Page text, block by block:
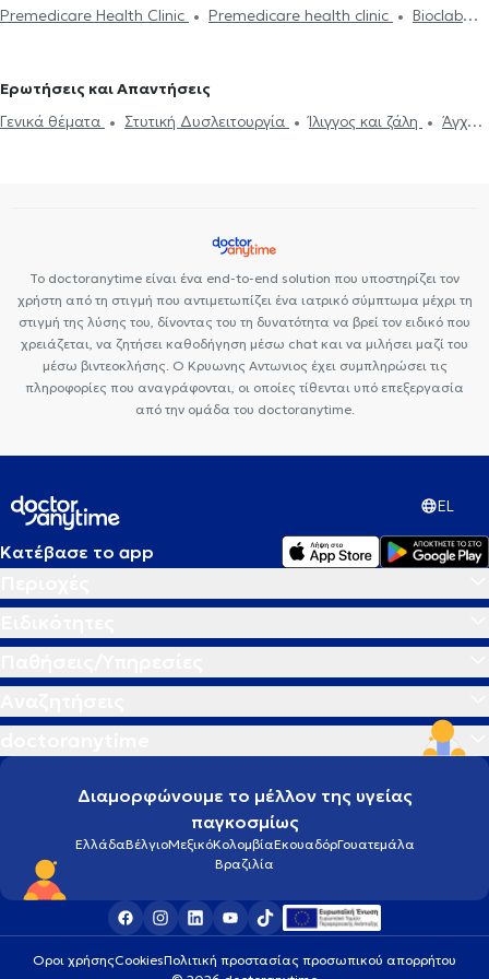
Σύμβουλοι ψυχικής υγείας στο Ηράκλειο Κρήτης
Σύμβουλοι
επαγγελματικού προσανατολισμού
Συμβουλευτική επαγγελματικού
Premedicare Health Clinic
Premedicare health clinic
Bioclab
Ερωτήσεις και Απαντήσεις
Γενικά θέματα
Στυτική Δυσλειτουργία Ίλιγγος και ζάλη
Άγχος
Το doctoranytime είναι ένα end-to-end solution που υποστηρίζει τον
χρήστη από τη στιγμή που αντιμετωπίζει ένα ιατρικό σύμπτωμα μέχρι τη
στιγμή της λύσης του, δίνοντας του τη δυνατότητα να βρεί τον ειδικό που
χρειάζεται, να ζητήσει καθοδήγηση μέσω chat και να μιλήσει μαζί του
μέσω βιντεοκλήσης. Ο Κρυωνης Αντωνιος έχει συμπληρώσει τις
πληροφορίες που αναγράφονται, οι οποίες τίθενται υπό επεξεργασία
από την ομάδα του doctoranytime.
EL
Κατέβασε το app
Διαμορφώνουμε το μέλλον της υγείας
παγκοσμίως
ΕλλάδαΒέλγιοΜεξικόΚολομβίαΕκουαδόρΓουατεμάλα
Βραζιλία
Οροι χρήσηςCookiesΠολιτική προστασίας προσωπικού απορρήτου